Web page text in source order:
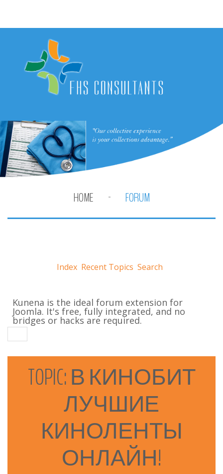
HOME FORUM
Index Recent Topics Search
Kunena is the ideal forum extension for
Joomla. It's free, fully integrated, and no
bridges or hacks are required.
TOPIC:В КИНОБИТ
ЛУЧШИЕ
КИНОЛЕНТЫ
ОНЛАЙН!